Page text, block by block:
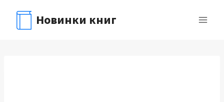
содержимому
Новинки книг